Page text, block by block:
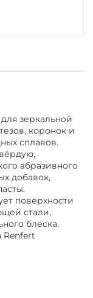
ПРЯМЫХ
зеркальной
коронок и
сплавов.
абразивного
добавок,
поверхности
стали,
блеска.